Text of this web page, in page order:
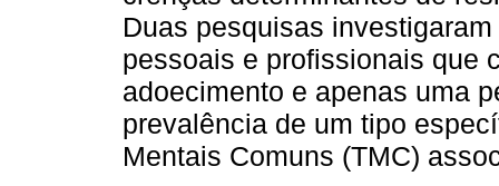
Duas pesquisas
pessoais e profissionais que
adoecimento e apenas uma
prevalência de um tipo
Mentais Comuns (TMC)